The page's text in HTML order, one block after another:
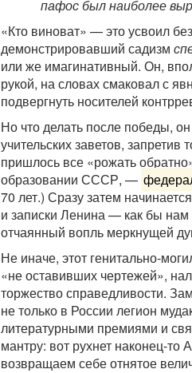
пафос был наиболее
«Кто виноват» — это усвоил
демонстрировавший садизм
или же имагинативный. Он,
рукой, на словах смаковал с
подвергнуть носителей
Но что делать после победы,
учительских заветов,
пришлось все «рожать
образовании СССР, —
70 лет.) Сразу затем
и записки Ленина — как бы нам
отчаянный вопль меркнущей
Не иначе, этот генитально-
«не оставивших чертежей»,
торжество справедливости.
не только в России легион
литературными премиями и
мантру: вот рухнет наконец-
возвращаем себе отнятое